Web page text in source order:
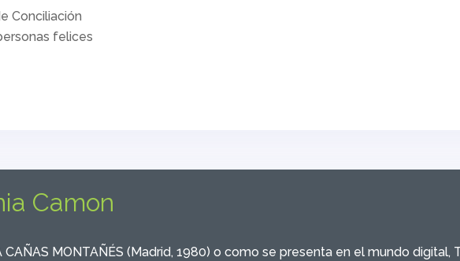
Conciliación
felices
Camon
CAÑAS MONTAÑÉS (Madrid, 1980) o como se presenta en el mundo digital,